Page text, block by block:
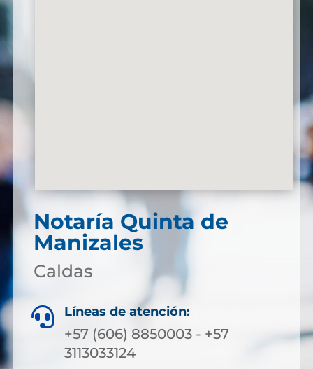
Notaría Quinta de
Manizales
Caldas
 Líneas de atención:
+57 (606) 8850003 - +57
3113033124